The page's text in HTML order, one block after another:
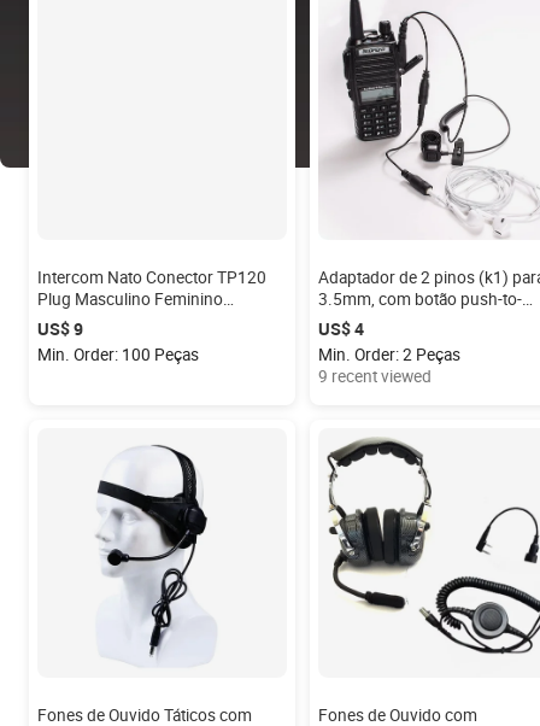
Intercom Nato Conector TP120
Plug Masculino Feminino
Substituição Plug U/174 Nexus
Feminino NX01 Masculino
US$ 9
Min. Order: 100 Peças
Adaptador de 2 pinos (k1)
3.5mm, com botão push-to-
conversa, compatível com
baofeng kenwood a 3.5mm
headsets com microfone in-
US$ 4
Min. Order: 2 Peças
9 recent viewed
Fones de Ouvido Táticos com
Fones de Ouvido com